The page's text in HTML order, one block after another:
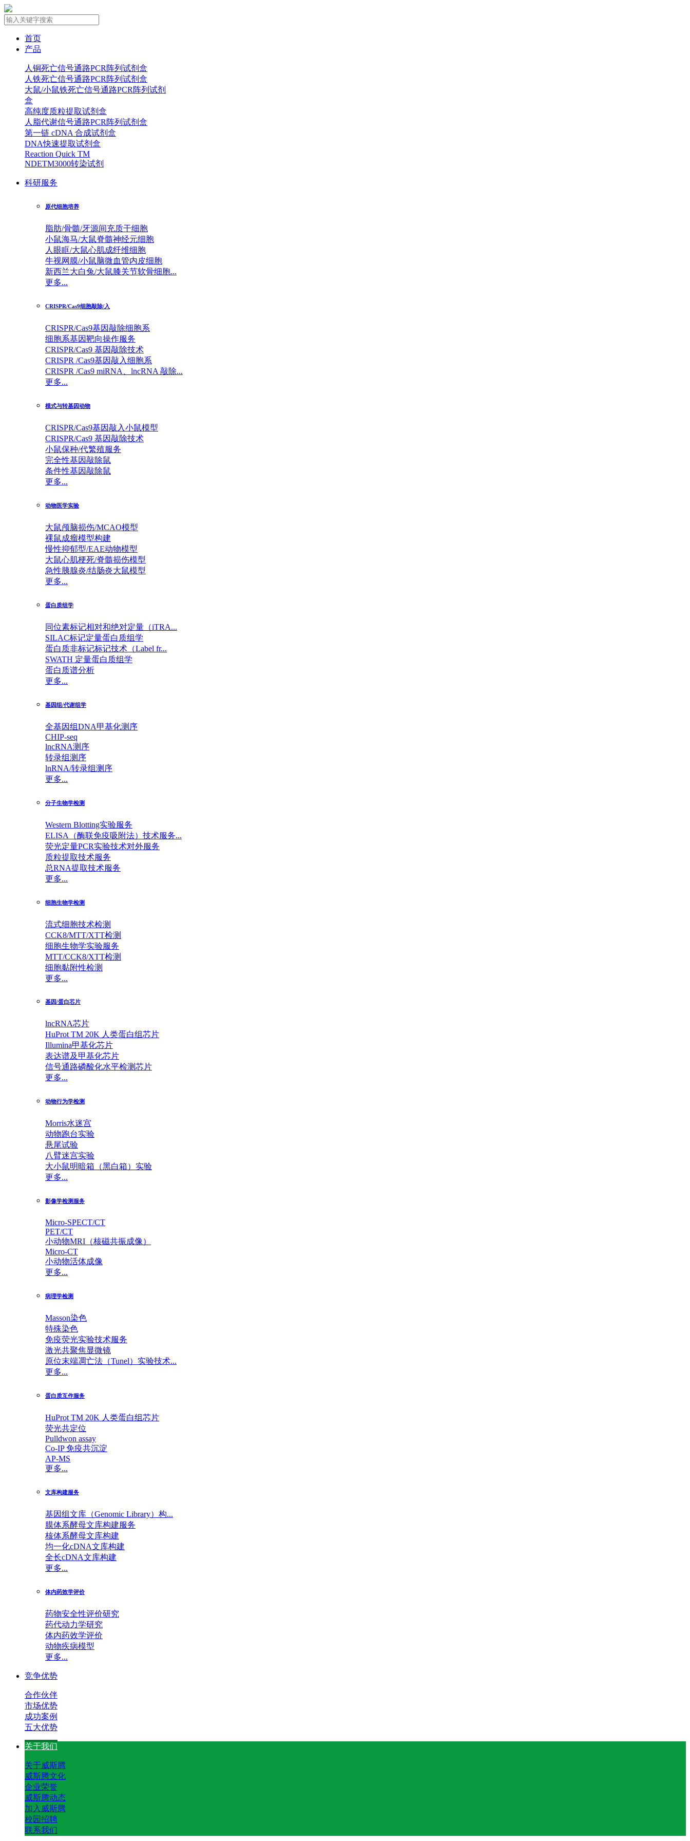
首页
产品
人铜死亡信号通路PCR阵列试剂盒
人铁死亡信号通路PCR阵列试剂盒
大鼠/小鼠铁死亡信号通路PCR阵列试剂
盒
高纯度质粒提取试剂盒
人脂代谢信号通路PCR阵列试剂盒
第一链 cDNA 合成试剂盒
DNA快速提取试剂盒
Reaction Quick TM
NDETM3000转染试剂
科研服务
原代细胞培养
脂肪/骨髓/牙源间充质干细胞
小鼠海马/大鼠脊髓神经元细胞
人眼眶/大鼠心肌成纤维细胞
牛视网膜/小鼠脑微血管内皮细胞
新西兰大白兔/大鼠膝关节软骨细胞...
更多...
CRISPR/Cas9细胞敲除/入
CRISPR/Cas9基因敲除细胞系
细胞系基因靶向操作服务
CRISPR/Cas9 基因敲除技术
CRISPR /Cas9基因敲入细胞系
CRISPR /Cas9 miRNA、lncRNA 敲除...
更多...
模式与转基因动物
CRISPR/Cas9基因敲入小鼠模型
CRISPR/Cas9 基因敲除技术
小鼠保种/代繁殖服务
完全性基因敲除鼠
条件性基因敲除鼠
更多...
动物医学实验
大鼠颅脑损伤/MCAO模型
裸鼠成瘤模型构建
慢性抑郁型/EAE动物模型
大鼠心肌梗死/脊髓损伤模型
急性胰腺炎/结肠炎大鼠模型
更多...
蛋白质组学
同位素标记相对和绝对定量（iTRA...
SILAC标记定量蛋白质组学
蛋白质非标记标记技术（Label fr...
SWATH 定量蛋白质组学
蛋白质谱分析
更多...
基因组/代谢组学
全基因组DNA甲基化测序
CHIP-seq
lncRNA测序
转录组测序
lnRNA/转录组测序
更多...
分子生物学检测
Western Blotting实验服务
ELISA（酶联免疫吸附法）技术服务...
荧光定量PCR实验技术对外服务
质粒提取技术服务
总RNA提取技术服务
更多...
细胞生物学检测
流式细胞技术检测
CCK8/MTT/XTT检测
细胞生物学实验服务
MTT/CCK8/XTT检测
细胞黏附性检测
更多...
基因/蛋白芯片
lncRNA芯片
HuProt TM 20K 人类蛋白组芯片
Illumina甲基化芯片
表达谱及甲基化芯片
信号通路磷酸化水平检测芯片
更多...
动物行为学检测
Morris水迷宫
动物跑台实验
悬尾试验
八臂迷宫实验
大小鼠明暗箱（黑白箱）实验
更多...
影像学检测服务
Micro-SPECT/CT
PET/CT
小动物MRI（核磁共振成像）
Micro-CT
小动物活体成像
更多...
病理学检测
Masson染色
特殊染色
免疫荧光实验技术服务
激光共聚焦显微镜
原位末端凋亡法（Tunel）实验技术...
更多...
蛋白质互作服务
HuProt TM 20K 人类蛋白组芯片
荧光共定位
Pulldwon assay
Co-IP 免疫共沉淀
AP-MS
更多...
文库构建服务
基因组文库（Genomic Library）构...
膜体系酵母文库构建服务
核体系酵母文库构建
均一化cDNA文库构建
全长cDNA文库构建
更多...
体内药效学评价
药物安全性评价研究
药代动力学研究
体内药效学评价
动物疾病模型
更多...
竞争优势
合作伙伴
市场优势
成功案例
五大优势
关于我们
关于威斯腾
威斯腾文化
企业荣誉
威斯腾动态
加入威斯腾
校园招聘
联系我们